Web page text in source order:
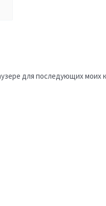
для последующих моих